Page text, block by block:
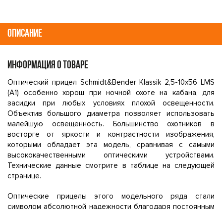
ОПИСАНИЕ
ИНФОРМАЦИЯ О ТОВАРЕ
Оптический прицел Schmidt&Bender Klassik 2,5-10x56 LMS
(A1) особенно хорош при ночной охоте на кабана, для
засидки при любых условиях плохой освещенности.
Объектив большого диаметра позволяет использовать
малейшую освещенность. Большинство охотников в
восторге от яркости и контрастности изображения,
которыми обладает эта модель, сравнивая с самыми
высококачественными оптическими устройствами.
Технические данные смотрите в таблице на следующей
странице.
Оптические прицелы этого модельного ряда стали
символом абсолютной надежности благодаря постоянным